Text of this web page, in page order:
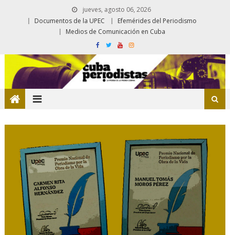
jueves, agosto 06, 2026
Documentos de la UPEC
Efemérides del Periodismo
Medios de Comunicación en Cuba